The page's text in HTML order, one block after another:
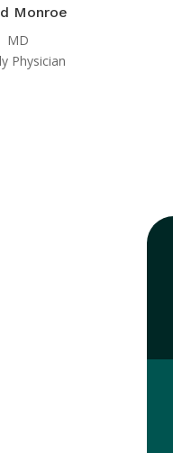
Monroe
MD
Physician